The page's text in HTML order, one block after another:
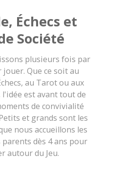
Échecs et
Société
plusieurs fois par
Que ce soit au
au Tarot ou aux
l'idée est avant tout de
de convivialité
et grands sont les
nous accueillons les
dès 4 ans pour
autour du Jeu.